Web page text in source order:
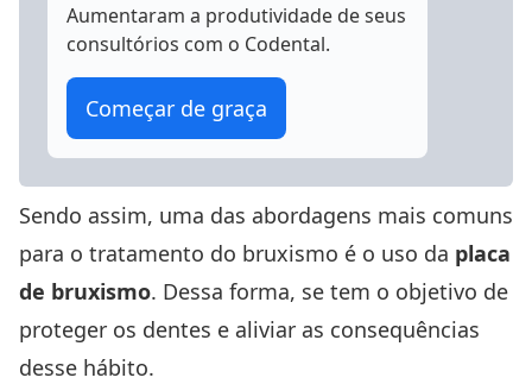
Aumentaram a produtividade de seus
consultórios com o Codental.
Começar de graça
Sendo assim, uma das abordagens mais comuns
para o tratamento do bruxismo é o uso da placa
de bruxismo. Dessa forma, se tem o objetivo de
proteger os dentes e aliviar as consequências
desse hábito.